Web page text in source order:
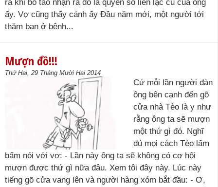
ra khi bố tao nhận ra đó là quyển sổ liên lạc cũ của ông
ấy. Vợ cũng thấy cảnh ấy Đầu năm mới, một người tới
thăm bạn ở bệnh...
Mượn đồ!!!
Thứ Hai, 29 Tháng Mười Hai 2014
Cứ mỗi lần người đàn
ông bên cạnh đến gõ
cửa nhà Tèo là y như
rằng ông ta sẽ mượn
một thứ gì đó. Nghĩ
đủ mọi cách Tèo lẩm
bẩm nói với vợ: - Lần này ông ta sẽ không có cơ hội
mượn được thứ gì nữa đâu. Xem tôi đây này. Lúc này
tiếng gõ cửa vang lên và người hàng xóm bắt đầu: - Ơ,